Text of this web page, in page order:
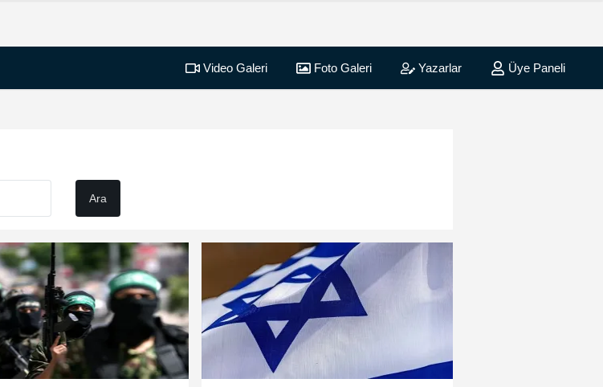
Video Galeri Foto Galeri Yazarlar Üye Paneli